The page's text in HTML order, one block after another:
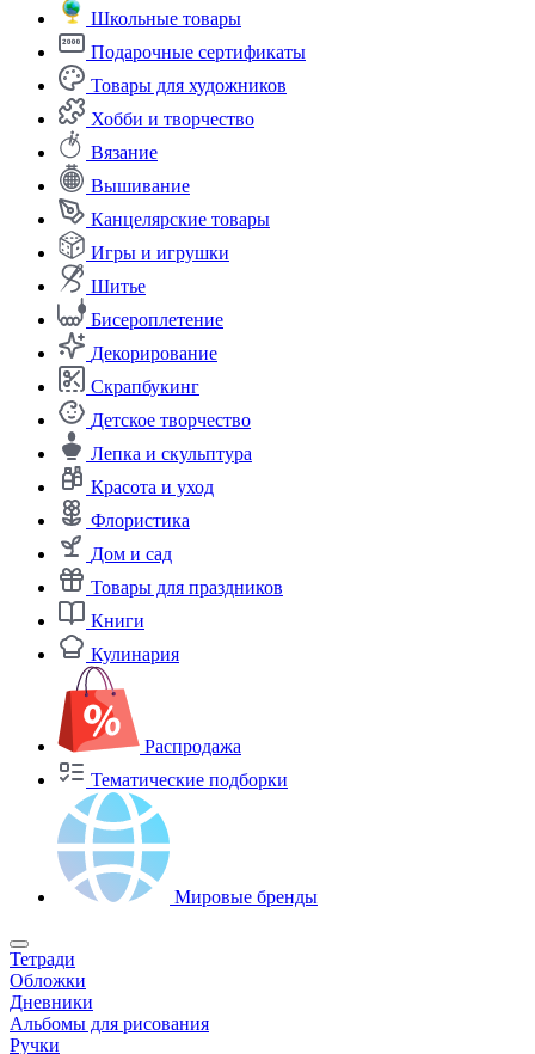
Школьные товары
Подарочные сертификаты
Товары для художников
Хобби и творчество
Вязание
Вышивание
Канцелярские товары
Игры и игрушки
Шитье
Бисероплетение
Декорирование
Скрапбукинг
Детское творчество
Лепка и скульптура
Красота и уход
Флористика
Дом и сад
Товары для праздников
Книги
Кулинария
Распродажа
Тематические подборки
Мировые бренды
Тетради
Обложки
Дневники
Альбомы для рисования
Ручки